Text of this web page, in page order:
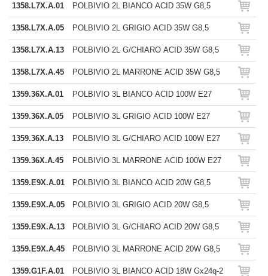
1358.L7X.A.01 POLBIVIO 2L BIANCO ACID 35W G8,5
1358.L7X.A.05 POLBIVIO 2L GRIGIO ACID 35W G8,5
1358.L7X.A.13 POLBIVIO 2L G/CHIARO ACID 35W G8,5
1358.L7X.A.45 POLBIVIO 2L MARRONE ACID 35W G8,5
1359.36X.A.01 POLBIVIO 3L BIANCO ACID 100W E27
1359.36X.A.05 POLBIVIO 3L GRIGIO ACID 100W E27
1359.36X.A.13 POLBIVIO 3L G/CHIARO ACID 100W E27
1359.36X.A.45 POLBIVIO 3L MARRONE ACID 100W E27
1359.E9X.A.01 POLBIVIO 3L BIANCO ACID 20W G8,5
1359.E9X.A.05 POLBIVIO 3L GRIGIO ACID 20W G8,5
1359.E9X.A.13 POLBIVIO 3L G/CHIARO ACID 20W G8,5
1359.E9X.A.45 POLBIVIO 3L MARRONE ACID 20W G8,5
1359.G1F.A.01 POLBIVIO 3L BIANCO ACID 18W Gx24q-2